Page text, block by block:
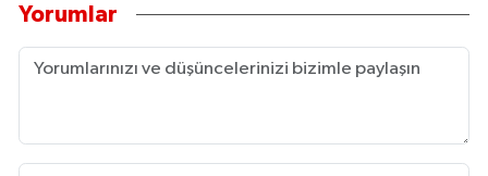
Yorumlar